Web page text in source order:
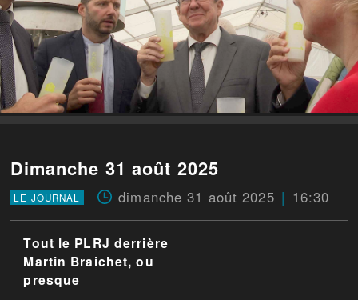
Dimanche 31 août 2025
LE JOURNAL dimanche 31 août 2025 16:30
Tout le PLRJ derrière
Martin Braichet, ou
presque